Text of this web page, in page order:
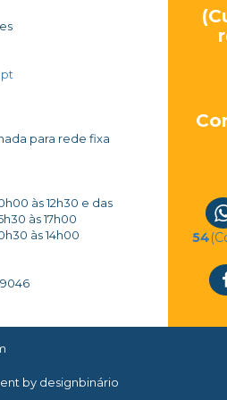
para rede fixa
às 12h30 e das
às 17h00
às 14h00
54
by designbinário